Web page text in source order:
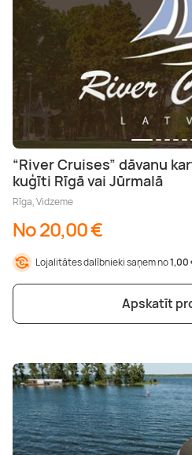
“River Cruises” dāvanu
kuģīti Rīgā vai Jūrmalā
Rīga, Vidzeme
No 20,00 €
Lojalitātes dalībnieki saņem no1,00
Apskatīt